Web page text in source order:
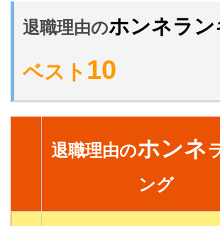
退職理由のホンネラ
ベスト 10
退職理由のホンネ
ング